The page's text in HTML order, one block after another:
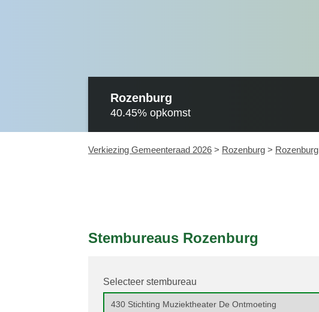
Rozenburg
40.45% opkomst
Verkiezing Gemeenteraad 2026 > Rozenburg > Rozenburg
Stembureaus Rozenburg
Selecteer stembureau